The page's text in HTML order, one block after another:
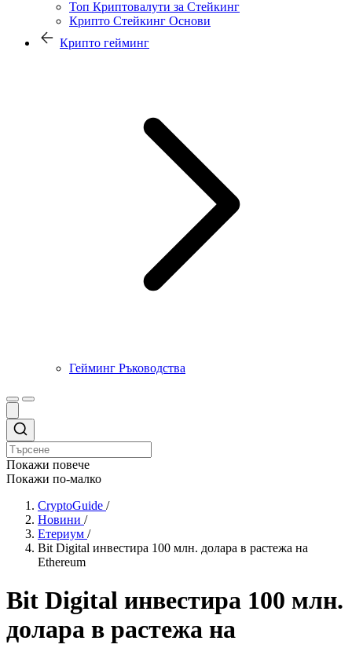
Топ Криптовалути за Стейкинг
Крипто Стейкинг Основи
Крипто гейминг
Гейминг Ръководства
Покажи повече
Покажи по-малко
CryptoGuide /
Новини /
Етериум /
Bit Digital инвестира 100 млн. долара в растежа на
Ethereum
Bit Digital инвестира 100 млн.
долара в растежа на